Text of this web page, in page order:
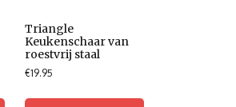
Triangle
Keukenschaar van
roestvrij staal
€19.95